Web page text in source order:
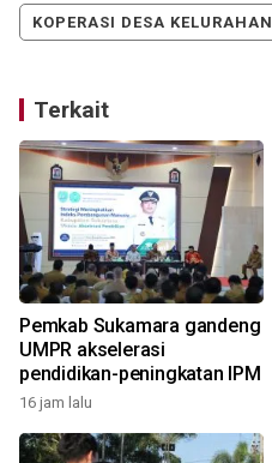
KOPERASI DESA KELURAHAN
Terkait
Pemkab Sukamara gandeng
UMPR akselerasi
pendidikan-peningkatan IPM
16 jam lalu